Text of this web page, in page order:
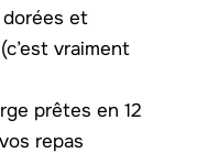
et
vraiment
prêtes en 12
repas